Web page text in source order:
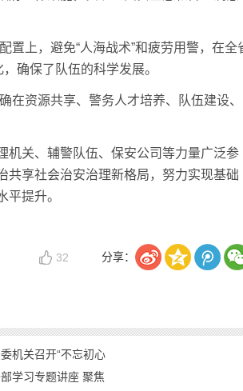
上，避免“人海战术”和疲劳用警，在全
确保了队伍的科学发展。
资源共享、警务人才培养、队伍建设、
关、辅警队伍、保安公司等力量广泛参
共享社会治安治理新格局，努力实现基础
提升。
32
分享：
机关召开“不忘初心
学习专题讲座 聚焦